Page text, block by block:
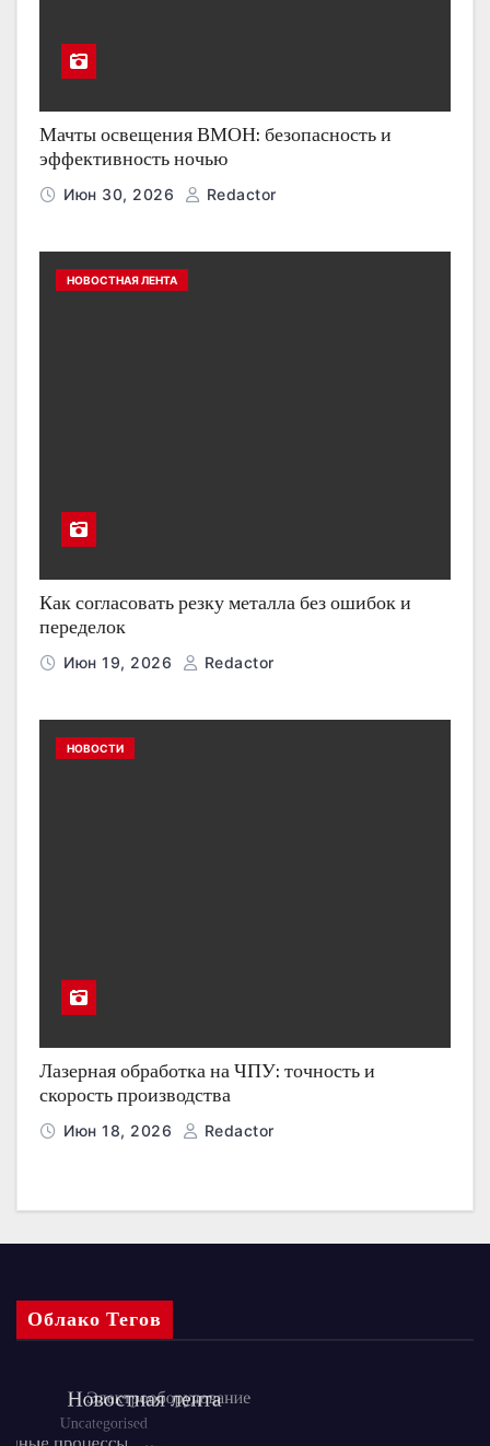
Мачты освещения ВМОН: безопасность и
эффективность ночью
Июн 30, 2026 Redactor
НОВОСТНАЯ ЛЕНТА
Как согласовать резку металла без ошибок и
переделок
Июн 19, 2026 Redactor
НОВОСТИ
Лазерная обработка на ЧПУ: точность и
скорость производства
Июн 18, 2026 Redactor
Облако Тегов